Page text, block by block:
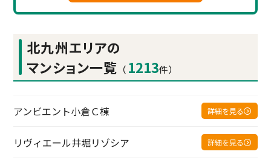
北九州エリアの
マンション一覧 （ 1213件）
アンビエント小倉Ｃ棟 詳細を見る
リヴィエール井堀リゾシア 詳細を見る